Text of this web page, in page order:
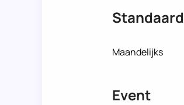
Standaard
Maandelijks
Event